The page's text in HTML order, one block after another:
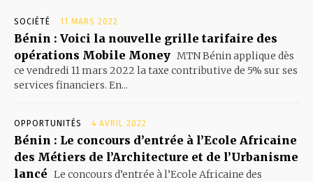
SOCIÉTÉ 11 MARS 2022
Bénin : Voici la nouvelle grille tarifaire des
opérations Mobile Money MTN Bénin applique dès
ce vendredi 11 mars 2022 la taxe contributive de 5% sur ses
services financiers. En...
OPPORTUNITÉS 4 AVRIL 2022
Bénin : Le concours d’entrée à l’Ecole Africaine
des Métiers de l’Architecture et de l’Urbanisme
lancé Le concours d’entrée à l’Ecole Africaine des